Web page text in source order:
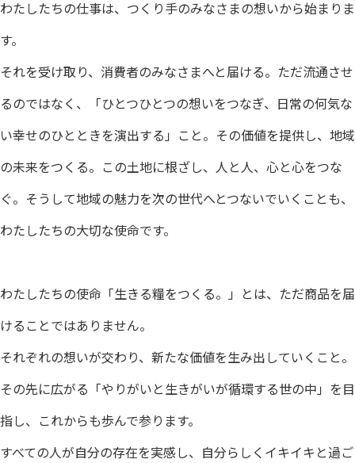
わたしたちの仕事は、つくり手のみなさまの想いから始まりま
す。
それを受け取り、消費者のみなさまへと届ける。ただ流通させ
るのではなく、「ひとつひとつの想いをつなぎ、日常の何気な
い幸せのひとときを演出する」こと。その価値を提供し、地域
の未来をつくる。この土地に根ざし、人と人、心と心をつな
ぐ。そうして地域の魅力を次の世代へとつないでいくことも、
わたしたちの大切な使命です。
わたしたちの使命「生きる糧をつくる。」とは、ただ商品を届
けることではありません。
それぞれの想いが交わり、新たな価値を生み出していくこと。
その先に広がる「やりがいと生きがいが循環する世の中」を目
指し、これからも歩んで参ります。
すべての人が自分の存在を実感し、自分らしくイキイキと過ご